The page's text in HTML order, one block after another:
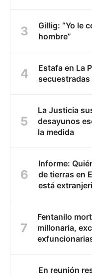
Gillig: “Yo le
hombre”
Estafa en La
La Justicia
desayunos
la medida
Informe:
de tierras en
está
Fentanilo
millonaria,
En reunión